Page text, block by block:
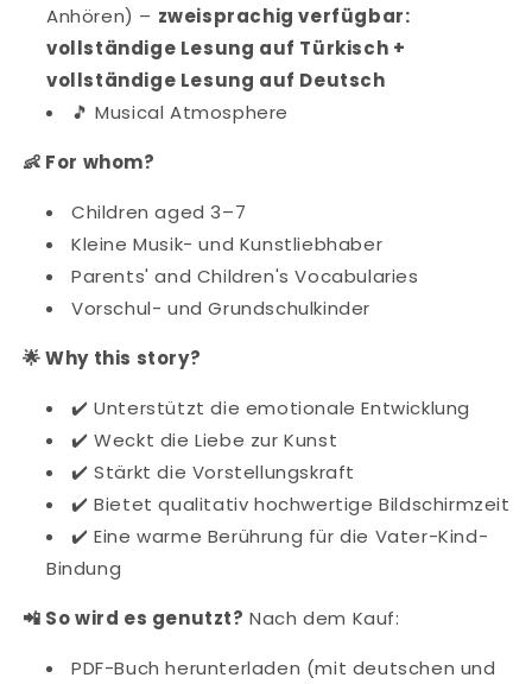
Anhören) – zweisprachig verfügbar:
vollständige Lesung auf Türkisch +
vollständige Lesung auf Deutsch
🎵 Musical Atmosphere
👶 For whom?
Children aged 3–7
Kleine Musik- und Kunstliebhaber
Parents' and Children's Vocabularies
Vorschul- und Grundschulkinder
🌟 Why this story?
✔️ Unterstützt die emotionale Entwicklung
✔️ Weckt die Liebe zur Kunst
✔️ Stärkt die Vorstellungskraft
✔️ Bietet qualitativ hochwertige Bildschirmzeit
✔️ Eine warme Berührung für die Vater-Kind-
Bindung
📲 So wird es genutzt? Nach dem Kauf:
PDF-Buch herunterladen (mit deutschen und